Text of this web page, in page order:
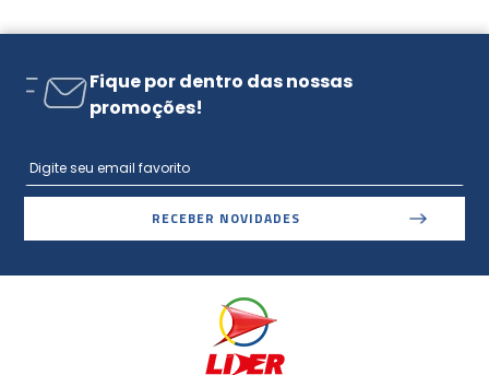
Fique por dentro das nossas
promoções!
RECEBER NOVIDADES